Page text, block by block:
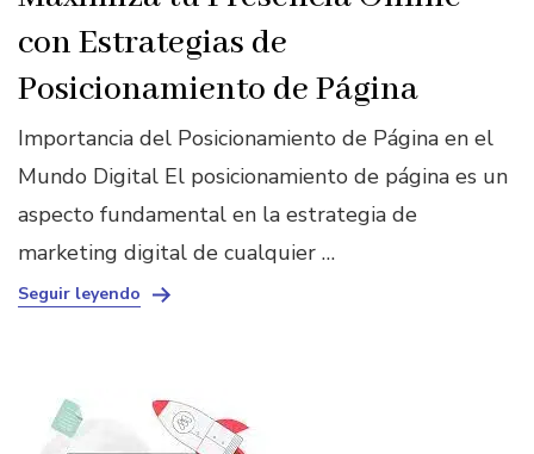
con Estrategias de
Posicionamiento de Página
Importancia del Posicionamiento de Página en el
Mundo Digital El posicionamiento de página es un
aspecto fundamental en la estrategia de
marketing digital de cualquier …
Seguir leyendo